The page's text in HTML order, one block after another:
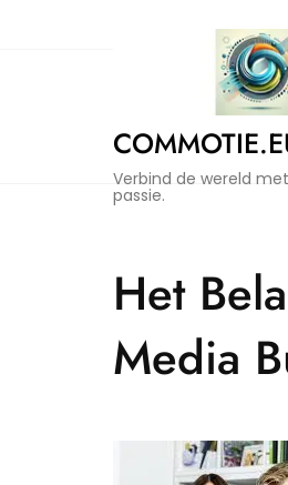
Verbind de wereld
passie.
Het
Media